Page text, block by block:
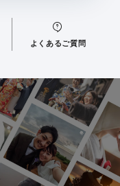
よくあるご質問